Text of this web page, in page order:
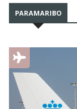
PARAMARIBO